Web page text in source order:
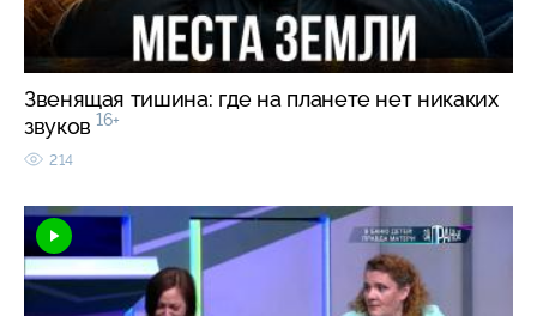
Звенящая тишина: где на планете нет никаких
звуков 16+
214